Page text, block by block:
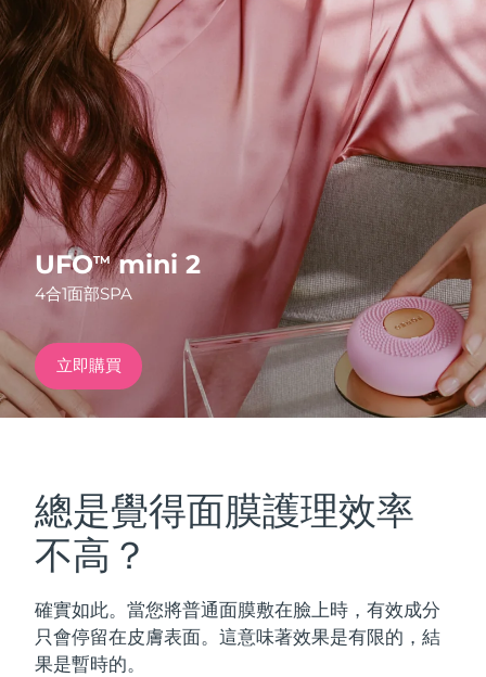
UFOTMmini 2
4合1面部SPA
立即購買
總是覺得面膜護理效率
不高？
確實如此。當您將普通面膜敷在臉上時，有效成分
只會停留在皮膚表面。這意味著效果是有限的，結
果是暫時的。
FAQ™ Dual LED Panel
熱門產品
特別優惠 暢銷產品
紅光療法
LUNA™ 4 套裝
BEAR™ 2 套裝
美國 預計送達日期8/10/26
英國 預計送達日期 8/9/26
西班牙 預計送達日期8/9/26
澳洲 預計送達日期 8/12/26
法國 預計送達日期8/9/26
德國 預計送達日期8/9/26
加拿大 預計送達日期8/13/26
奧地利 預計送達日期8/9/26
巴林
比利時 預計送達日期 8/9/26
百慕達 預計送達日期8/15/26